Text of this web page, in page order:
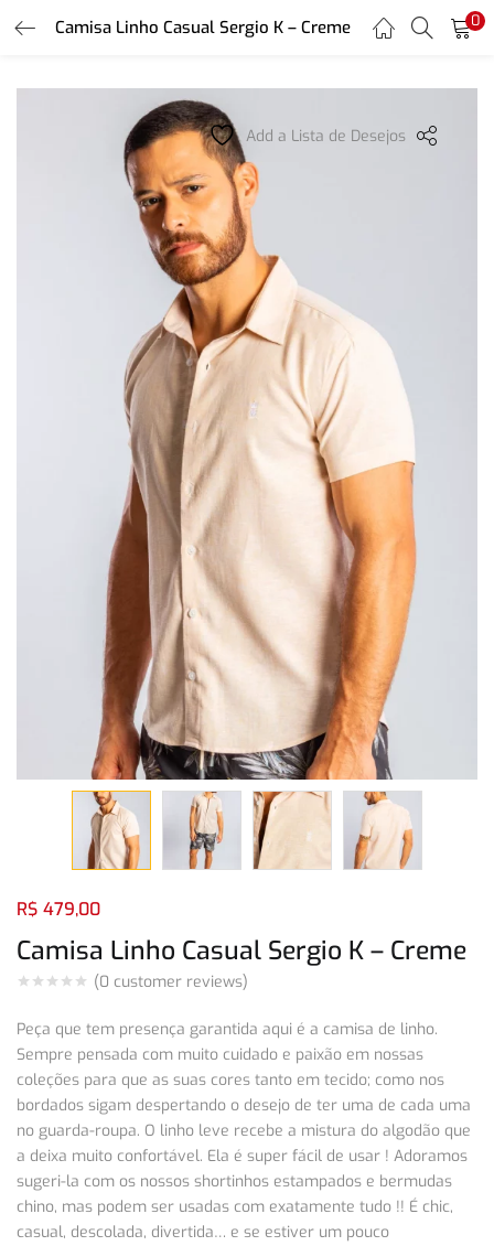
Camisa Linho Casual Sergio K – Creme 0
Add a Lista de Desejos
Camisa Linho Casual Sergio K – Creme
(0 customer reviews)
R$ 479,00
Peça que tem presença garantida aqui é a camisa de linho.
Sempre pensada com muito cuidado e paixão em nossas
coleções para que as suas cores tanto em tecido; como nos
bordados sigam despertando o desejo de ter uma de cada uma
no guarda-roupa. O linho leve recebe a mistura do algodão que
a deixa muito confortável. Ela é super fácil de usar ! Adoramos
sugeri-la com os nossos shortinhos estampados e bermudas
chino, mas podem ser usadas com exatamente tudo !! É chic,
casual, descolada, divertida… e se estiver um pouco
LOGIN REGISTER
Enter your username and password to login.
Login
Lost password?
Or login with
Login com Facebook Login com Google
Login com Facebook Login comGoogle